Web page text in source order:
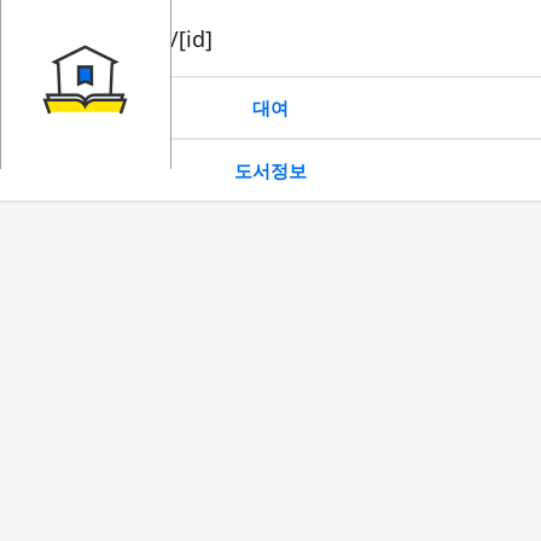
book/rent/[id]
대여
도서정보